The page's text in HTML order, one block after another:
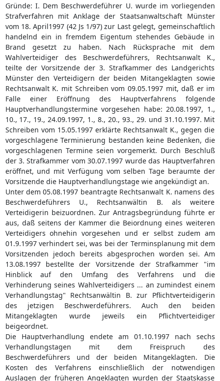
Gründe: I. Dem Beschwerdeführer U. wurde im vorliegenden
Strafverfahren mit Anklage der Staatsanwaltschaft Münster
vom 18. April1997 (42 Js 1/97) zur Last gelegt, gemeinschaftlich
handelnd ein in fremdem Eigentum stehendes Gebäude in
Brand gesetzt zu haben. Nach Rücksprache mit dem
Wahlverteidiger des Beschwerdeführers, Rechtsanwalt K.,
teilte der Vorsitzende der 3. Strafkammer des Landgerichts
Münster den Verteidigern der beiden Mitangeklagten sowie
Rechtsanwalt K. mit Schreiben vom 09.05.1997 mit, daß er im
Falle einer Eröffnung des Hauptverfahrens folgende
Hauptverhandlungstermine vorgesehen habe: 20.08.1997, 1.,
10., 17., 19., 24.09.1997, 1., 8., 20., 93., 29. und 31.10.1997. Mit
Schreiben vom 15.05.1997 erklärte Rechtsanwalt K., gegen die
vorgeschlagene Terminierung bestanden keine Bedenken, die
vorgeschlagenen Termine seien vorgemerkt. Durch Beschluß
der 3. Strafkammer vom 30.07.1997 wurde das Hauptverfahren
eröffnet, und mit Verfügung vom selben Tage beraumte der
Vorsitzende die Hauptverhandlungstage wie angekündigt an.
Unter dem 05.08.1997 beantragte Rechtsanwalt K. namens des
Beschwerdeführers U., Rechtsanwältin B. als weitere
Verteidigerin beizuordnen. Zur Antragsbegründung führte er
aus, daß seitens der Kammer die Beiordnung eines weiteren
Verteidigers ohnehin vorgesehen und er selbst zudem am
01.9.1997 verhindert sei, was bei der Terminsplanung mit dem
Vorsitzenden jedoch bereits abgesprochen worden sei. Am
13.08.1997 bestellte der Vorsitzende der Strafkammer "im
Hinblick auf den Umfang des Verfahrens und die
Verhinderung seines Wahlverteidigers ... an zumindest einem
Verhandlungstag" Rechtsanwältin B. zur Pflichtverteidigerin
des jetzigen Beschwerdeführers. Auch den beiden
Mitangeklagten wurde jeweils ein Pflichtverteidiger
beigeordnet.
Die Hauptverhandlung endete am 01.10.1997 nach sechs
Verhandlungstagen mit dem Freispruch des
Beschwerdeführers und der beiden Mitangeklagten. Die
Kosten des Verfahrens einschließlich der notwendigen
Auslagen der früheren Angeklagten wurden der Staatskasse